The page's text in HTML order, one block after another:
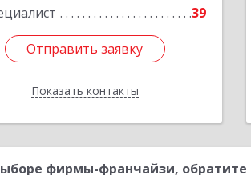
39
Отправить заявку
Показать контакты
Отправить заявку
Назад
фирмы-франчайзи, обратите